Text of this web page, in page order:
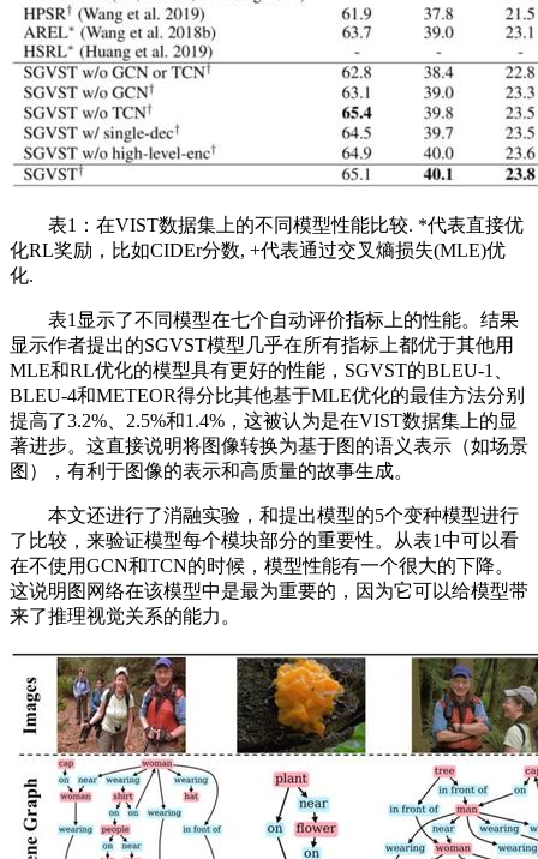
表1：在VIST数据集上的不同模型性能比较. *代表直接优
化RL奖励，比如CIDEr分数, +代表通过交叉熵损失(MLE)优
化.
表1显示了不同模型在七个自动评价指标上的性能。结果
显示作者提出的SGVST模型几乎在所有指标上都优于其他用
MLE和RL优化的模型具有更好的性能，SGVST的BLEU-1、
BLEU-4和METEOR得分比其他基于MLE优化的最佳方法分别
提高了3.2%、2.5%和1.4%，这被认为是在VIST数据集上的显
著进步。这直接说明将图像转换为基于图的语义表示（如场景
图），有利于图像的表示和高质量的故事生成。
本文还进行了消融实验，和提出模型的5个变种模型进行
了比较，来验证模型每个模块部分的重要性。从表1中可以看
在不使用GCN和TCN的时候，模型性能有一个很大的下降。
这说明图网络在该模型中是最为重要的，因为它可以给模型带
来了推理视觉关系的能力。